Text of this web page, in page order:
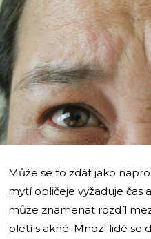
Může se to zdát jako
mytí obličeje vyžaduje čas
může znamenat rozdíl
pletí s akné. Mnozí lidé se